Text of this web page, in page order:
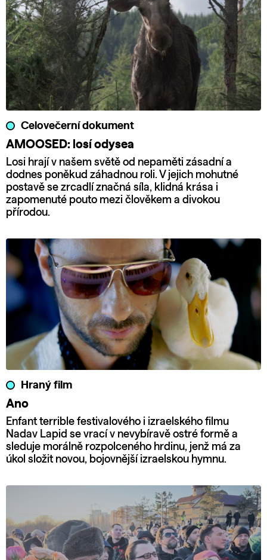
Celovečerní dokument
AMOOSED: losí odysea
Losi hrají v našem světě od nepaměti zásadní a
dodnes poněkud záhadnou roli. V jejich mohutné
postavě se zrcadlí značná síla, klidná krása i
zapomenuté pouto mezi člověkem a divokou
přírodou.
Hraný film
Ano
Enfant terrible festivalového i izraelského filmu
Nadav Lapid se vrací v nevybíravě ostré formě a
sleduje morálně rozpolceného hrdinu, jenž má za
úkol složit novou, bojovnější izraelskou hymnu.